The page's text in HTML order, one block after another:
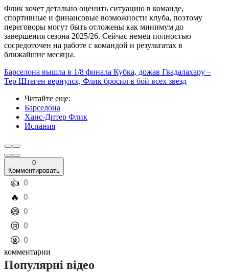
Флик хочет детально оценить ситуацию в команде,
спортивные и финансовые возможности клуба, поэтому
переговоры могут быть отложены как минимум до
завершения сезона 2025/26. Сейчас немец полностью
сосредоточен на работе с командой и результатах в
ближайшие месяцы.
Барселона вышла в 1/8 финала Кубка, дожав Гвадалахару –
Тер Штеген вернулся, Флик бросил в бой всех звезд
Читайте еще:
Барселона
Ханс-Дитер Флик
Испания
0
Комментировать
️👍 0
️🔥 0
️😄 0
️😢 0
️🤬 0
комментарии